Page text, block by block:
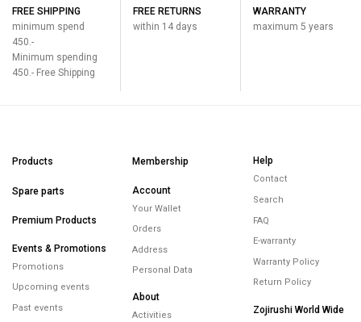
FREE SHIPPING
minimum spend
450.-
Minimum spending
450.- Free Shipping
FREE RETURNS
within 14 days
WARRANTY
maximum 5 years
Products
Spare parts
Premium Products
Events & Promotions
Promotions
Upcoming events
Past events
Membership
Account
Your Wallet
Orders
Address
Personal Data
About
Activities
Help
Contact
Search
FAQ
E-warranty
Warranty Policy
Return Policy
Zojirushi World Wide